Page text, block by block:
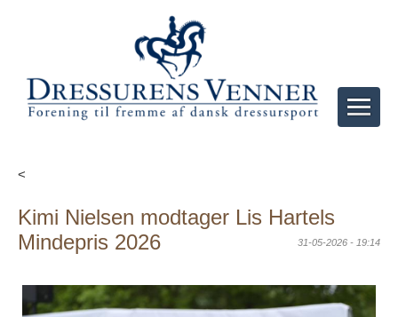
<
Kimi Nielsen modtager Lis Hartels
Mindepris 2026
31-05-2026 - 19:14